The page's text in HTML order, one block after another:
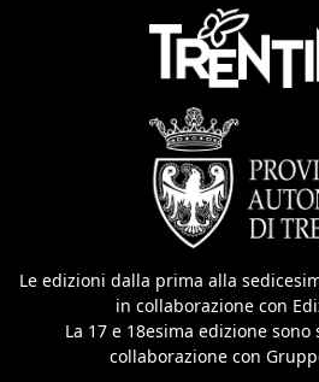
Le edizioni dalla prima alla
in collaborazione con
La 17 e 18esima edizione
collaborazione con